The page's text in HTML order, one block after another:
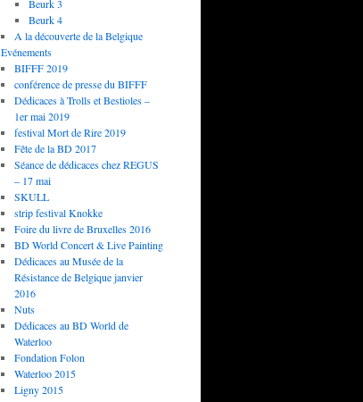
Beurk 3
Beurk 4
A la découverte de la Belgique
Evénements
BIFFF 2019
conférence de presse du BIFFF
Dédicaces à Trolls et Bestioles –
1er mai 2019
festival Mort de Rire 2019
Fête de la BD 2017
Séance de dédicaces chez REGUS
– 17 mai
SKULL
strip festival Knokke
Foire du livre de Bruxelles 2016
BD World Concert & Live Painting
Dédicaces au Musée de la
Résistance de Belgique janvier
2016
Nuts
Dédicaces au BD World de
Waterloo
Fondation Folon
Waterloo 2015
Ligny 2015